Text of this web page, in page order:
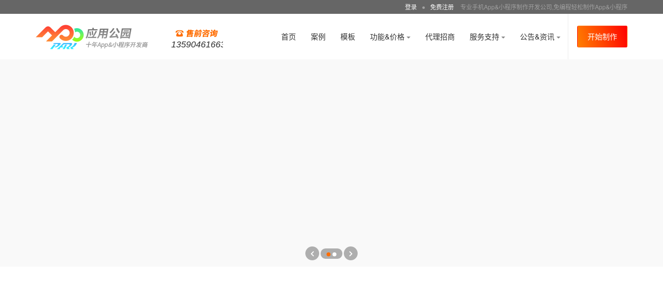
登录 ● 免费注册 专业手机App&小程序制作开发公司,免编程轻松制作App&小程序
13590461663
首页 案例 模板 功能&价格 代理招商 服务支持 公告&资讯 开始制作